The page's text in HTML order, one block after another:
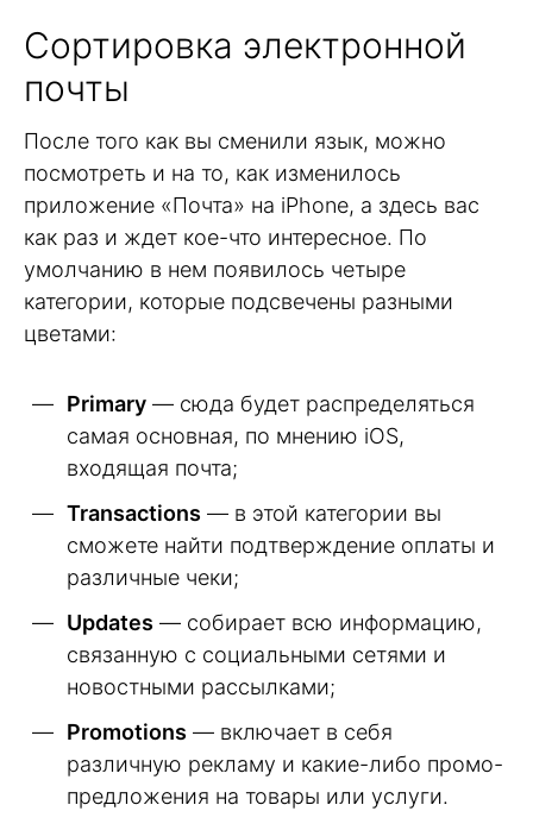
Сортировка электронной
почты
После того как вы сменили язык, можно
посмотреть и на то, как изменилось
приложение «Почта» на iPhone, а здесь вас
как раз и ждет кое-что интересное. По
умолчанию в нем появилось четыре
категории, которые подсвечены разными
цветами:
Primary — сюда будет распределяться
самая основная, по мнению iOS,
входящая почта;
Transactions — в этой категории вы
сможете найти подтверждение оплаты и
различные чеки;
Updates — собирает всю информацию,
связанную с социальными сетями и
новостными рассылками;
Promotions — включает в себя
различную рекламу и какие-либо промо-
предложения на товары или услуги.